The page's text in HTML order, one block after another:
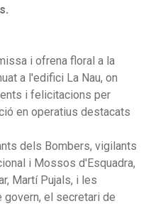
i ofrena floral a la
a l'edifici La Nau, on
i felicitacions per
en operatius destacats
dels Bombers, vigilants
i Mossos d'Esquadra,
Martí Pujals, i les
el secretari de